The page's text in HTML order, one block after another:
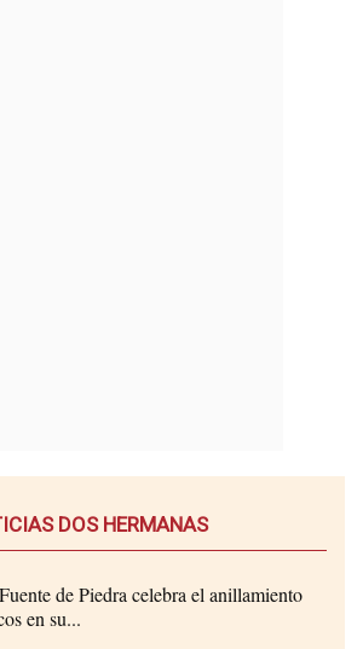
DOS HERMANAS
de Piedra celebra el anillamiento
en su...